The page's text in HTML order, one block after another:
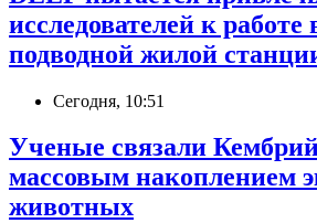
исследователей к работе
подводной жилой
Сегодня, 10:51
Ученые связали
массовым накоплением
животных